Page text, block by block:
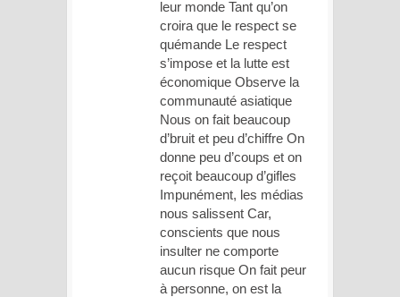
leur monde Tant qu’on
croira que le respect se
quémande Le respect
s’impose et la lutte est
économique Observe la
communauté asiatique
Nous on fait beaucoup
d’bruit et peu d’chiffre On
donne peu d’coups et on
reçoit beaucoup d’gifles
Impunément, les médias
nous salissent Car,
conscients que nous
insulter ne comporte
aucun risque On fait peur
à personne, on est la